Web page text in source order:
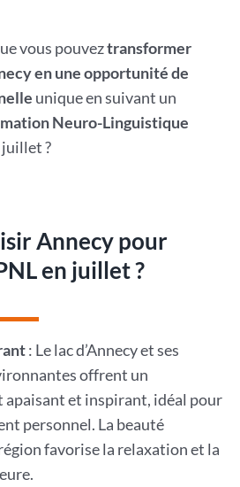
vous pouveztransformer
en une opportunité de
unique en suivant un
Neuro-Linguistique
?
Annecy pour
en juillet ?
: Le lac d’Annecy et ses
offrent un
et inspirant, idéal pour
personnel. La beauté
favorise la relaxation et la